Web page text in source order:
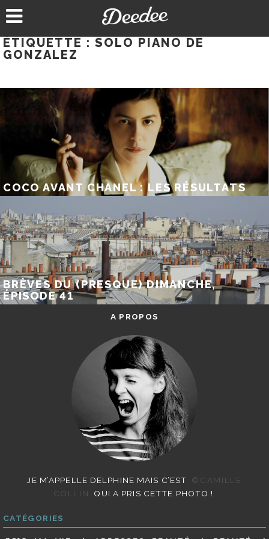
au
ÉTIQUETTE : SOLO PIANO DE
GONZALEZ
COCO AVANT CHANEL : LES RÉSULTATS
BRÈVES DU (PRESQUE) DIMANCHE,
ÉPISODE 41
A PROPOS
JE M’APPELLE DELPHINE MAIS C’EST
©CAMILLE
COLLIN
QUI A PRIS CETTE PHOTO !
CATÉGORIES